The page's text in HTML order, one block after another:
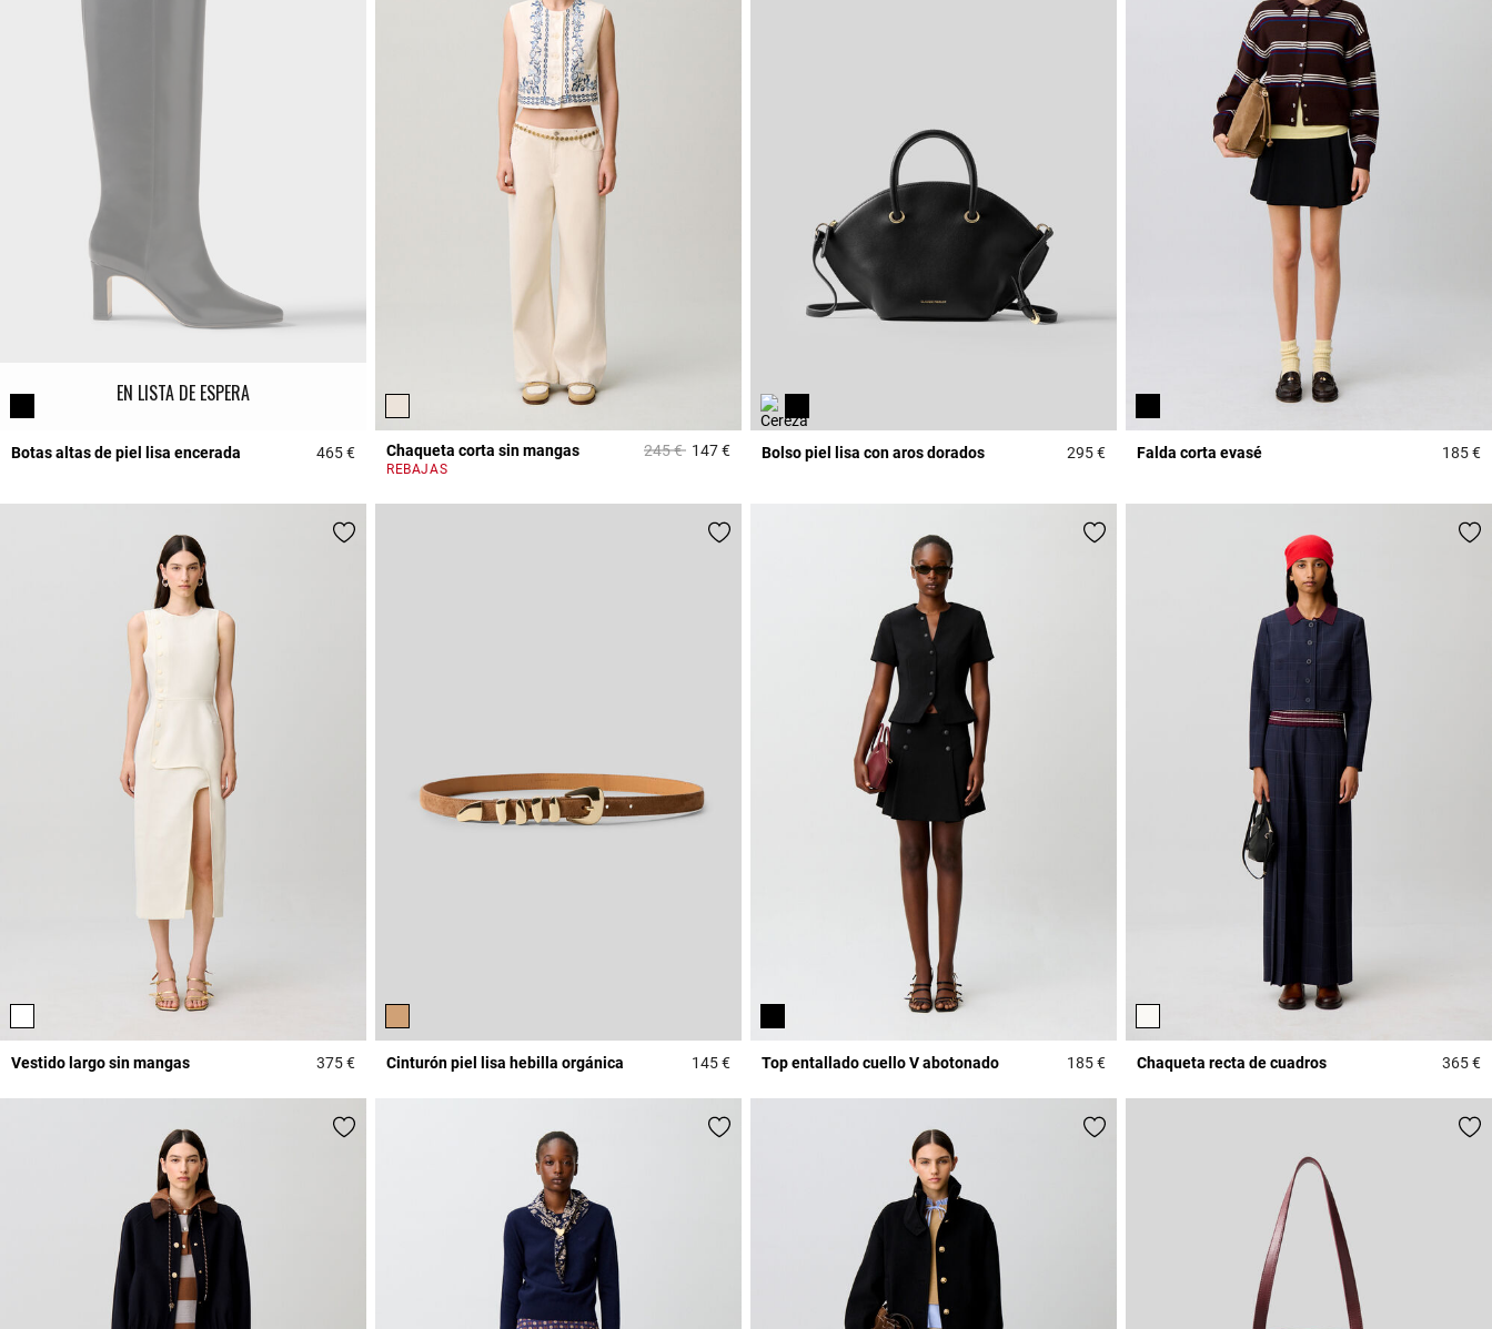
EN LISTA DE ESPERA
Botas altas de piel lisa encerada 465 €4,8 out of 5 Customer Rating
Chaqueta corta sin mangas Price reduced from
245 €to147 €5 out of 5 Customer Rating
REBAJAS
Bolso piel lisa con aros dorados 295 €5 out of 5 Customer Rating
Falda corta evasé 185 €
Vestido largo sin mangas 375 €4 out of 5 Customer Rating
Cinturón piel lisa hebilla orgánica 145 €5 out of 5 Customer Rating
Top entallado cuello V abotonado 185 €3,7 out of 5 Customer Rating
Chaqueta recta de cuadros 365 €5